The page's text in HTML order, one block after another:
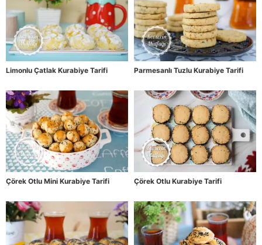
Limonlu Çatlak Kurabiye Tarifi Parmesanlı Tuzlu Kurabiye Tarifi
Çörek Otlu Mini Kurabiye Tarifi Çörek Otlu Kurabiye Tarifi